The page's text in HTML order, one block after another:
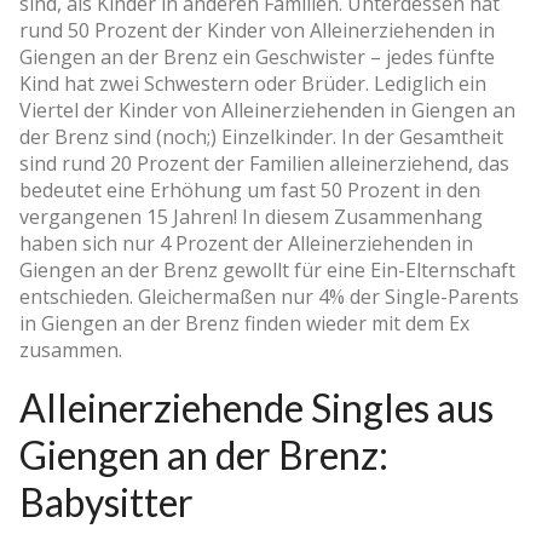
rund 50 Prozent der Kinder von Alleinerziehenden in
Giengen an der Brenz ein Geschwister – jedes fünfte
Kind hat zwei Schwestern oder Brüder. Lediglich ein
Viertel der Kinder von Alleinerziehenden in Giengen an
der Brenz sind (noch;) Einzelkinder. In der Gesamtheit
sind rund 20 Prozent der Familien alleinerziehend, das
bedeutet eine Erhöhung um fast 50 Prozent in den
vergangenen 15 Jahren! In diesem Zusammenhang
haben sich nur 4 Prozent der Alleinerziehenden in
Giengen an der Brenz gewollt für eine Ein-Elternschaft
entschieden. Gleichermaßen nur 4% der Single-Parents
in Giengen an der Brenz finden wieder mit dem Ex
zusammen.
Alleinerziehende Singles aus
Giengen an der Brenz:
Babysitter